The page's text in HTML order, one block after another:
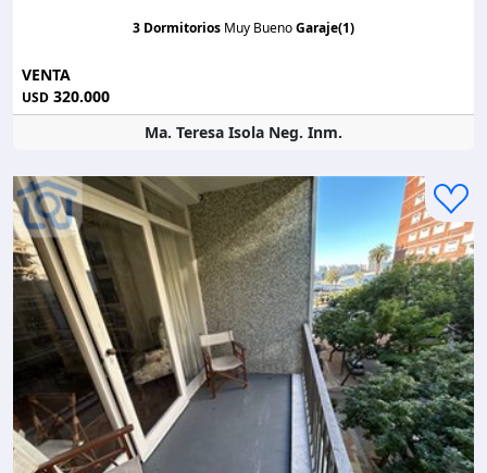
3 Dormitorios Muy BuenoGaraje(1)
VENTA
USD 320.000
Ma. Teresa Isola Neg. Inm.